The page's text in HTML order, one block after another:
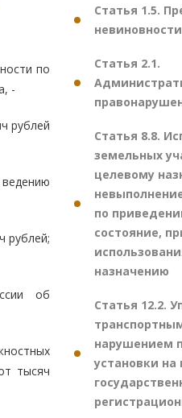
по
-
рублей
рублей;
об
тысяч
Статья 1.5.
невиновности
Статья 2.1.
Статья 8.8.
земельных
целевому
по
состояние,
назначению
Статья 12.2.
нарушением
установки на